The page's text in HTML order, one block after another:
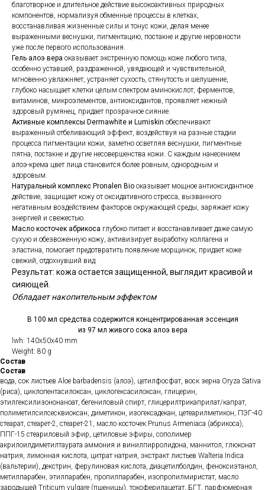
благотворное и длительное действие высокоактивных природных
компонентов, нормализуя обменные процессы в клетках,
восстанавливая жизненные силы и тонус кожи, делая менее
выраженными веснушки, пигментацию, постакне и другие неровности
уже после первого использования.
Гель алоэ вера оказывает экстренную помощь коже любого типа,
особенно уставшей, раздраженной, увядающей и чувствительной,
мгновенно увлажняет, устраняет сухость, стянутость и шелушение,
глубоко насыщает клетки целым спектром аминокислот, ферментов,
витаминов, микроэлементов, антиоксидантов, проявляет нежный
здоровый румянец, придает прозрачное сияние.
Активные комплексы Dermawhite и Lumiskin обеспечивают
выраженный отбеливающий эффект, воздействуя на разные стадии
процесса пигментации кожи, заметно осветляя веснушки, пигментные
пятна, постакне и другие несовершенства кожи. С каждым нанесением
алоэ-крема цвет лица становится более ровным, однородным и
здоровым.
Натуральный комплекс Pronalen Bio оказывает мощное антиоксидантное
действие, защищает кожу от оксидативного стресса, вызванного
негативным воздействием факторов окружающей среды, заряжает кожу
энергией и свежестью.
Масло косточек абрикоса глубоко питает и восстанавливает даже самую
сухую и обезвоженную кожу, активизирует выработку коллагена и
эластина, помогает предотвратить появление морщинок, придает коже
свежий, отдохнувший вид.
Результат: кожа остается защищенной, выглядит красивой и
сияющей.
Обладает накопительным эффектом
В 100 мл средства содержится концентрированная эссенция
из 97 мл живого сока алоэ вера
lwh: 140x50x40 mm
Weight: 80 g
Состав
Состав
вода, сок листьев Aloe barbadensis (алоэ), цетилфосфат, воск зерна Oryza Sativa
(риса), циклопентасилоксан, циклогексасилоксан, глицерин,
этилгексилизононаноат, бегениловый спирт, глицерилтрикаприлат/капрат,
полиметилсилсесквиоксан, диметикон, изогексадекан, цетеарилметикон, ПЭГ-40
стеарат, стеарет-2, стеарет-21, масло косточек Prunus Armeniaca (абрикоса),
ППГ-15 стеариловый эфир, цетиловые эфиры, сополимер
акрилоилдиметилтаурата аммония и винилпирролидона, маннитол, глюконат
натрия, лимонная кислота, цитрат натрия, экстракт листьев Walteria Indica
(вальтерии), декстрин, ферулиновая кислота, диацетилболдин, феноксиэтанол,
метилпарабен, этилпарабен, пропилпарабен, изопропилмиристат, масло
зародышей Triticum vulgare (пшеницы), токоферилацетат, БГТ, парфюмерная